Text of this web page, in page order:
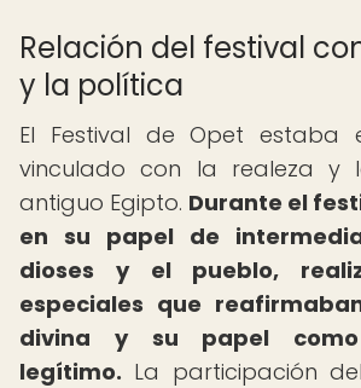
Relación del festival
y la política
El Festival de Opet estaba
vinculado con la realeza y
antiguo Egipto. Durante el
en su papel de
dioses y el pueblo,
especiales que
divina y su papel como
legítimo. La participación